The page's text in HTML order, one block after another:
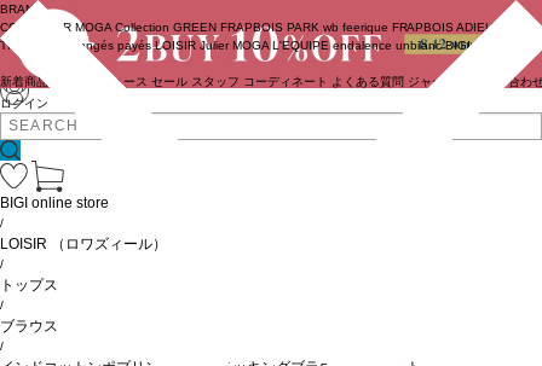
ログイン
BRAND
COUTURIER MOGA Collection GREEN FRAPBOIS PARK wb feerique FRAPBOIS ADIEU
TRISTESSE
congés payés LOISIR Julier MOGA L'EQUIPE endalence unbilanc BIGI online store
新着商品 ニュース セール スタッフ コーディネート よくある質問 ジャーナル お問い合わ
BIGI online store
/
LOISIR （ロワズィール）
/
トップス
/
ブラウス
/